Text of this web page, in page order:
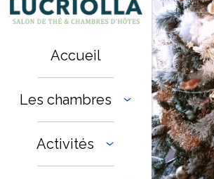
Accueil
Les chambres
Activités